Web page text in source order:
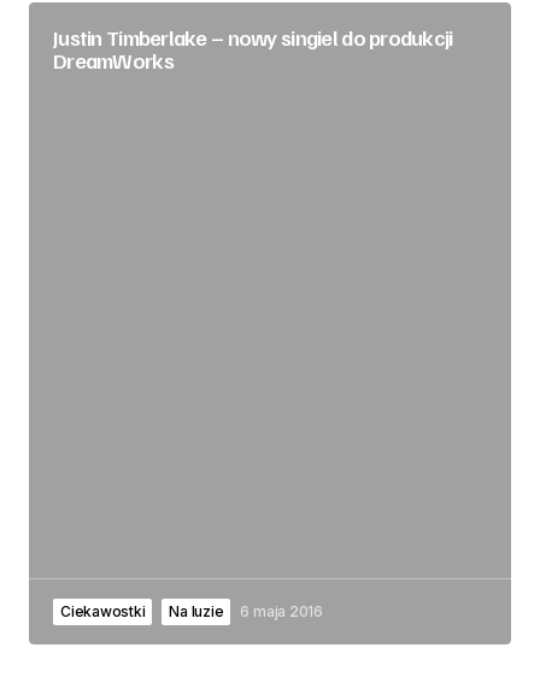
Justin Timberlake – nowy singiel do produkcji
DreamWorks
Ciekawostki Na luzie 6 maja 2016